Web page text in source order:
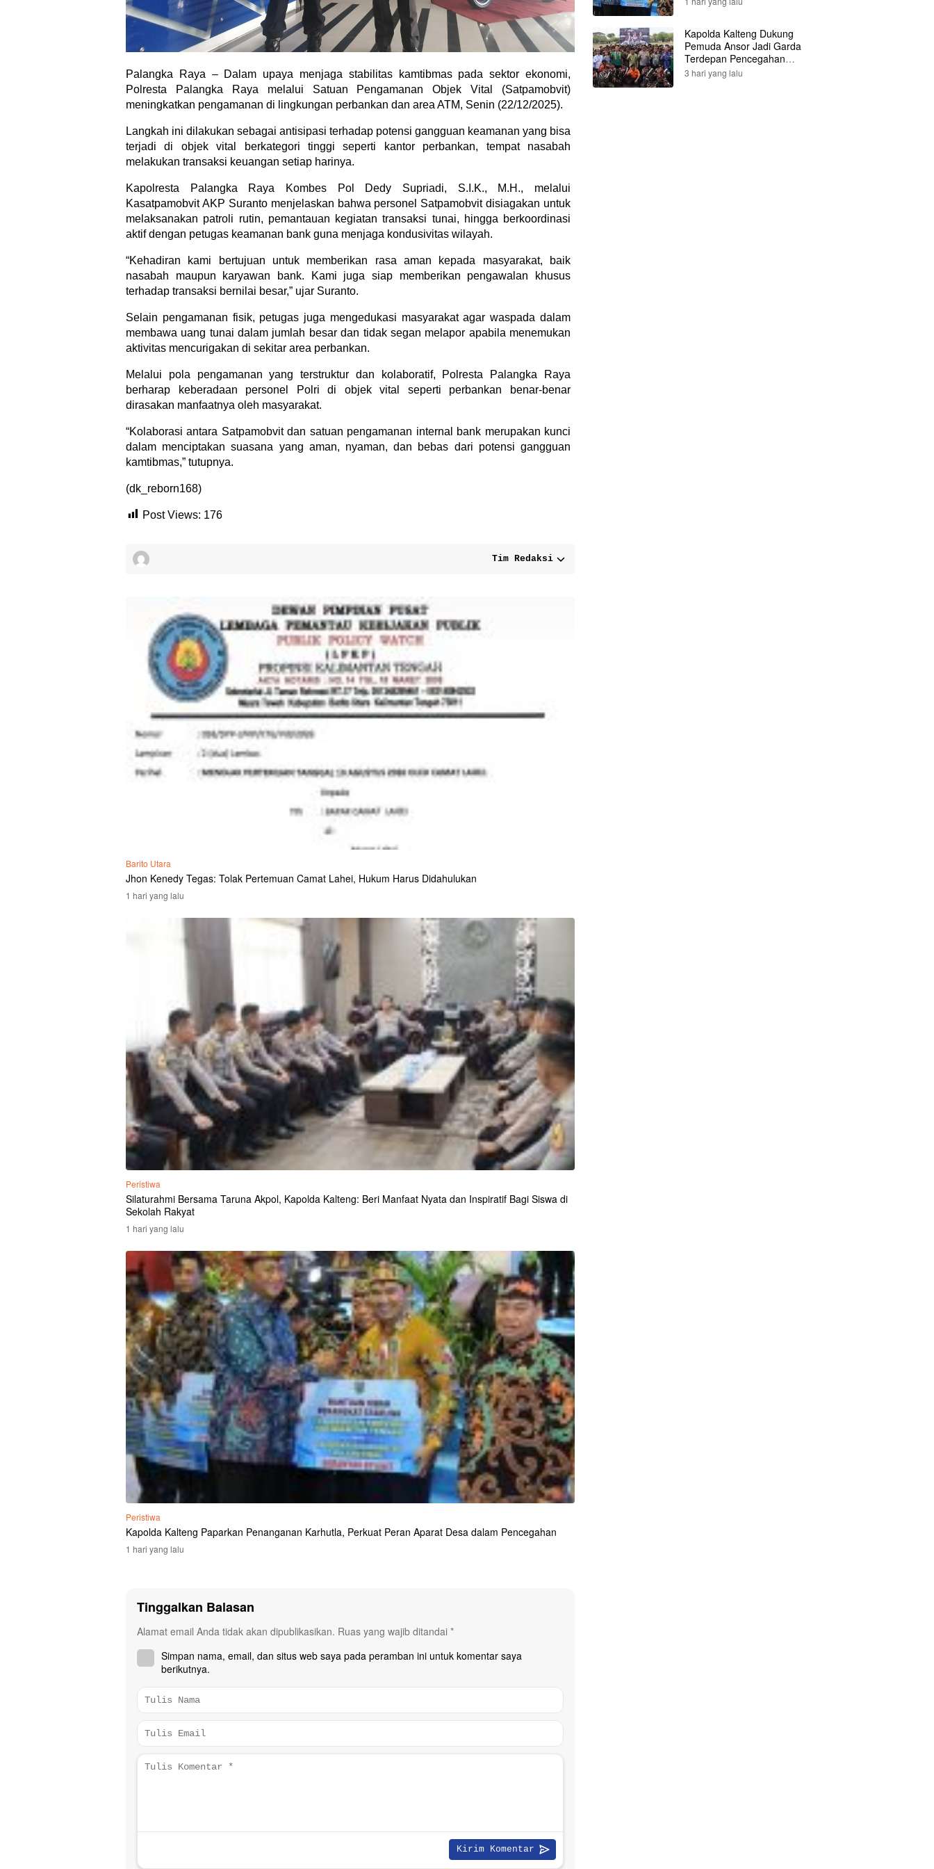
Palangka Raya – Dalam upaya menjaga stabilitas kamtibmas pada sektor ekonomi,
Polresta Palangka Raya melalui Satuan Pengamanan Objek Vital (Satpamobvit)
meningkatkan pengamanan di lingkungan perbankan dan area ATM, Senin (22/12/2025).
Langkah ini dilakukan sebagai antisipasi terhadap potensi gangguan keamanan yang bisa
terjadi di objek vital berkategori tinggi seperti kantor perbankan, tempat nasabah
melakukan transaksi keuangan setiap harinya.
Kapolresta Palangka Raya Kombes Pol Dedy Supriadi, S.I.K., M.H., melalui
Kasatpamobvit AKP Suranto menjelaskan bahwa personel Satpamobvit disiagakan untuk
melaksanakan patroli rutin, pemantauan kegiatan transaksi tunai, hingga berkoordinasi
aktif dengan petugas keamanan bank guna menjaga kondusivitas wilayah.
“Kehadiran kami bertujuan untuk memberikan rasa aman kepada masyarakat, baik
nasabah maupun karyawan bank. Kami juga siap memberikan pengawalan khusus
terhadap transaksi bernilai besar,” ujar Suranto.
Selain pengamanan fisik, petugas juga mengedukasi masyarakat agar waspada dalam
membawa uang tunai dalam jumlah besar dan tidak segan melapor apabila menemukan
aktivitas mencurigakan di sekitar area perbankan.
Melalui pola pengamanan yang terstruktur dan kolaboratif, Polresta Palangka Raya
berharap keberadaan personel Polri di objek vital seperti perbankan benar-benar
dirasakan manfaatnya oleh masyarakat.
“Kolaborasi antara Satpamobvit dan satuan pengamanan internal bank merupakan kunci
dalam menciptakan suasana yang aman, nyaman, dan bebas dari potensi gangguan
kamtibmas,” tutupnya.
(dk_reborn168)
Post Views: 176
Tim Redaksi
Barito Utara
Jhon Kenedy Tegas: Tolak Pertemuan Camat Lahei, Hukum Harus Didahulukan
1 hari yang lalu
Peristiwa
Silaturahmi Bersama Taruna Akpol, Kapolda Kalteng: Beri Manfaat Nyata dan Inspiratif Bagi Siswa di
Sekolah Rakyat
1 hari yang lalu
Peristiwa
Kapolda Kalteng Paparkan Penanganan Karhutla, Perkuat Peran Aparat Desa dalam Pencegahan
1 hari yang lalu
Tinggalkan Balasan
Alamat email Anda tidak akan dipublikasikan. Ruas yang wajib ditandai *
Simpan nama, email, dan situs web saya pada peramban ini untuk komentar saya
berikutnya.
Kapolda Kalteng Dukung
Pemuda Ansor Jadi Garda
Terdepan Pencegahan
Karhutla
3 hari yang lalu